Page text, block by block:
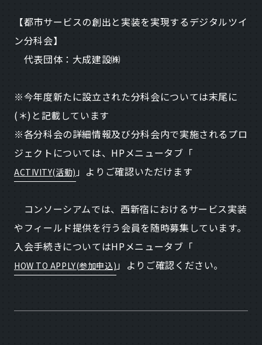
【都市サービスの創出と実装を実現するデジタルツイ
ン分科会】
代表団体：大成建設㈱
※今年度新たに設立された分科会については末尾に
(＊)と記載しています
※各分科会の詳細情報及び分科会内で実施されるプロ
ジェクトについては、HPメニュータブ「
ACTIVITY(活動)」よりご確認いただけます
コンソーシアムでは、西新宿におけるサービス実装
やフィールド提供を行う会員を随時募集しています。
入会手続きについてはHPメニュータブ「
HOW TO APPLY(参加申込)」よりご確認ください。